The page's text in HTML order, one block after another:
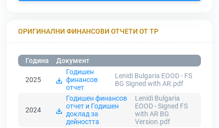
ОРИГИНАЛНИ ФИНАНСОВИ ОТЧЕТИ ОТ ТР
Година Документ
2025
Годишен
финансов
отчет
Lenidi Bulgaria EOOD - FS
BG Signed with AR.pdf
2024
Годишен финансов
отчет и Годишен
доклад за
дейността
Lenidi Bulgaria
EOOD - Signed FS
with AR BG
Version.pdf